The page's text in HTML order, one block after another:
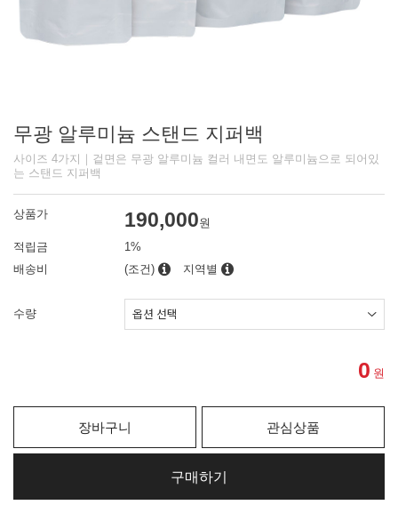
무광 알루미늄 스탠드 지퍼백
사이즈 4가지｜겉면은 무광 알루미늄 컬러 내면도 알루미늄으로 되어있
는 스탠드 지퍼백
상품가 190,000원
적립금
1%
배송비
(조건) 지역별
수량
0 원
장바구니 관심상품
구매하기